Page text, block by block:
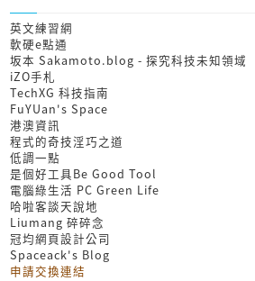
英文練習網
軟硬e點通
坂本 Sakamoto.blog - 探究科技未知領域
iZO手札
TechXG 科技指南
FuYUan's Space
港澳資訊
程式的奇技淫巧之道
低調一點
是個好工具Be Good Tool
電腦綠生活 PC Green Life
哈啦客談天說地
Liumang 碎碎念
冠均網頁設計公司
Spaceack's Blog
申請交換連結